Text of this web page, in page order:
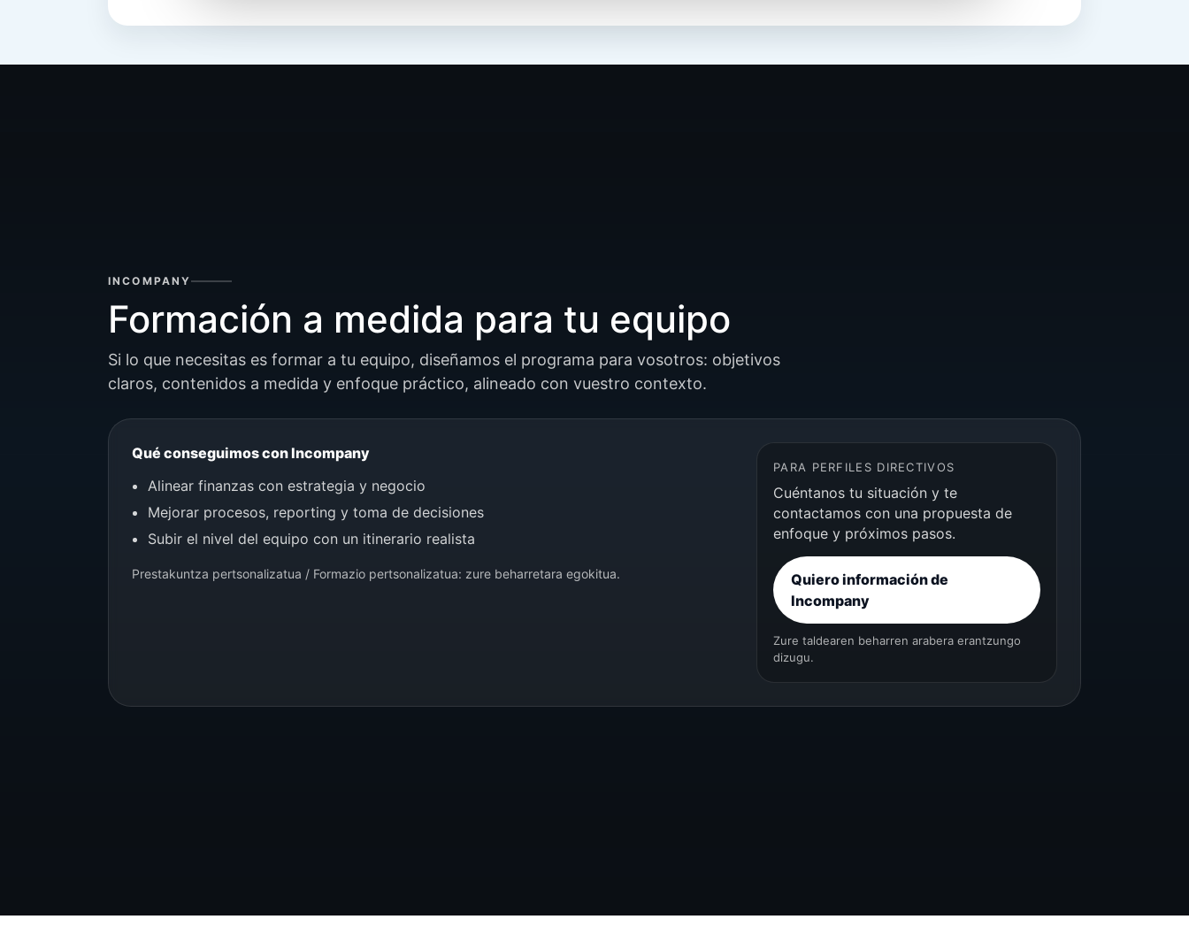
INCOMPANY
Formación a medida para tu equipo
Si lo que necesitas es formar a tu equipo, diseñamos el programa para vosotros: objetivos
claros, contenidos a medida y enfoque práctico, alineado con vuestro contexto.
Qué conseguimos con Incompany
Alinear finanzas con estrategia y negocio
Mejorar procesos, reporting y toma de decisiones
Subir el nivel del equipo con un itinerario realista
Prestakuntza pertsonalizatua / Formazio pertsonalizatua: zure beharretara egokitua.
PARA PERFILES DIRECTIVOS
Cuéntanos tu situación y te
contactamos con una propuesta de
enfoque y próximos pasos.
Quiero información de
Incompany
Zure taldearen beharren arabera erantzungo
dizugu.